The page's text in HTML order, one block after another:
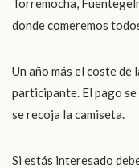
Torremocha,
donde comeremos
Un año más el coste de
participante. El pago
se recoja la camiseta.
Si estás interesado